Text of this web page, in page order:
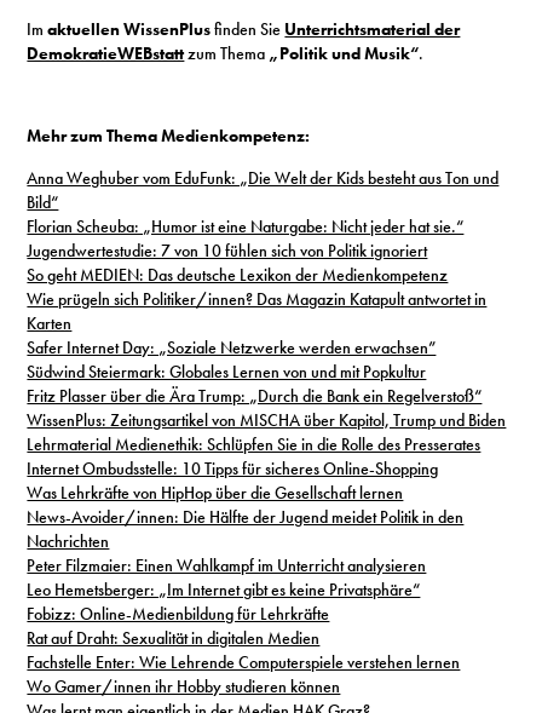
Imaktuellen WissenPlusfinden Sie Unterrichtsmaterial der
DemokratieWEBstattzum Thema „Politik und Musik“.
Mehr zum Thema Medienkompetenz:
Anna Weghuber vom EduFunk: „Die Welt der Kids besteht aus Ton und
Bild“
Florian Scheuba: „Humor ist eine Naturgabe: Nicht jeder hat sie.“
Jugendwertestudie: 7 von 10 fühlen sich von Politik ignoriert
So geht MEDIEN: Das deutsche Lexikon der Medienkompetenz
Wie prügeln sich Politiker/innen? Das Magazin Katapult antwortet in
Karten
Safer Internet Day: „Soziale Netzwerke werden erwachsen”
Südwind Steiermark: Globales Lernen von und mit Popkultur
Fritz Plasser über die Ära Trump: „Durch die Bank ein Regelverstoß“
WissenPlus: Zeitungsartikel von MISCHA über Kapitol, Trump und Biden
Lehrmaterial Medienethik: Schlüpfen Sie in die Rolle des Presserates
Internet Ombudsstelle: 10 Tipps für sicheres Online-Shopping
Was Lehrkräfte von HipHop über die Gesellschaft lernen
News-Avoider/innen: Die Hälfte der Jugend meidet Politik in den
Nachrichten
Peter Filzmaier: Einen Wahlkampf im Unterricht analysieren
Leo Hemetsberger: „Im Internet gibt es keine Privatsphäre“
Fobizz: Online-Medienbildung für Lehrkräfte
Rat auf Draht: Sexualität in digitalen Medien
Fachstelle Enter: Wie Lehrende Computerspiele verstehen lernen
Wo Gamer/innen ihr Hobby studieren können